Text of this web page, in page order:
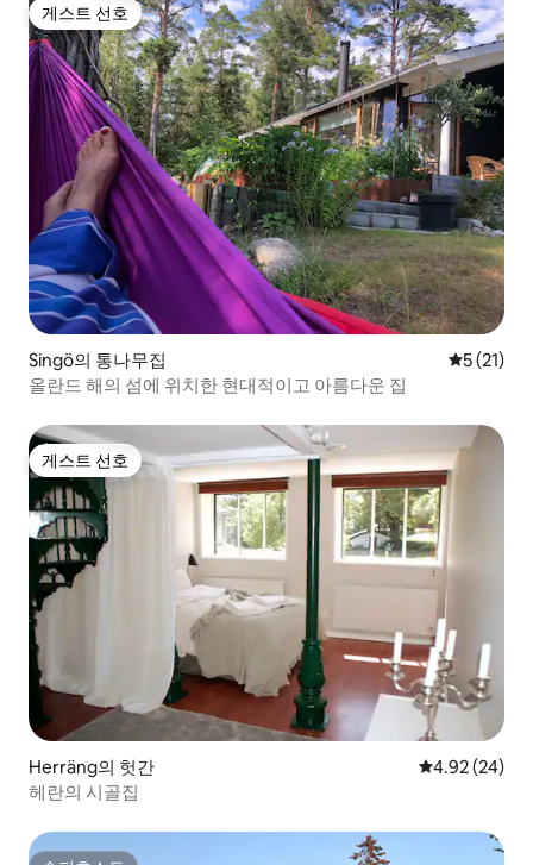
게스트 선호
게스트 선호
Singö의 통나무집 평점 5점
5 (21)
올란드 해의 섬에 위치한 현대적이고 아름다운 집
게스트 선호
게스트 선호
Herräng의 헛간 평점 4.92점(5
4.92 (24)
헤란의 시골집